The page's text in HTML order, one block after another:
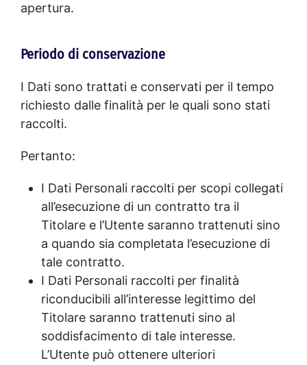
apertura.
Periodo di conservazione
I Dati sono trattati e conservati per il tempo
richiesto dalle finalità per le quali sono stati
raccolti.
Pertanto:
I Dati Personali raccolti per scopi collegati
all’esecuzione di un contratto tra il
Titolare e l’Utente saranno trattenuti sino
a quando sia completata l’esecuzione di
tale contratto.
I Dati Personali raccolti per finalità
riconducibili all’interesse legittimo del
Titolare saranno trattenuti sino al
soddisfacimento di tale interesse.
L’Utente può ottenere ulteriori